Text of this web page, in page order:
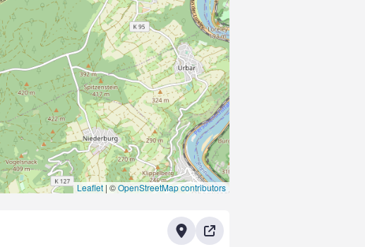
Leaflet | ©OpenStreetMap contributors